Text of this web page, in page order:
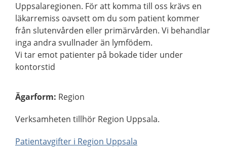
Uppsalaregionen. För att komma till oss krävs en
läkarremiss oavsett om du som patient kommer
från slutenvården eller primärvården. Vi behandlar
inga andra svullnader än lymfödem.
Vi tar emot patienter på bokade tider under
kontorstid
Ägarform: Region
Verksamheten tillhör Region Uppsala.
Patientavgifter i Region Uppsala